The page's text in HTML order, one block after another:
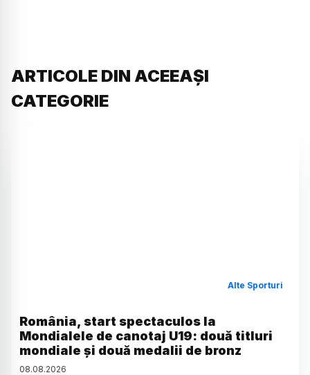
ARTICOLE DIN ACEEAȘI
CATEGORIE
Alte Sporturi
România, start spectaculos la
Mondialele de canotaj U19: două titluri
mondiale și două medalii de bronz
08.08.2026